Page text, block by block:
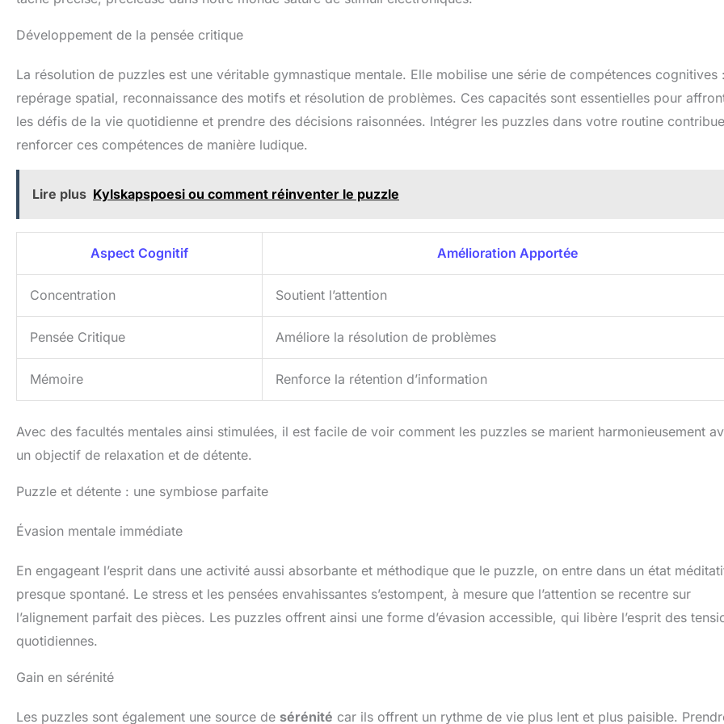
Développement de la pensée critique
La résolution de puzzles est une véritable gymnastique mentale. Elle mobilise une série de compétences cognitives :
repérage spatial, reconnaissance des motifs et résolution de problèmes. Ces capacités sont essentielles pour
les défis de la vie quotidienne et prendre des décisions raisonnées. Intégrer les puzzles dans votre routine
renforcer ces compétences de manière ludique.
Lire plus Kylskapspoesi ou comment réinventer le puzzle
Aspect Cognitif Amélioration Apportée
Concentration Soutient l’attention
Pensée Critique Améliore la résolution de problèmes
Mémoire Renforce la rétention d’information
Avec des facultés mentales ainsi stimulées, il est facile de voir comment les puzzles se marient harmonieusement
un objectif de relaxation et de détente.
Puzzle et détente : une symbiose parfaite
Évasion mentale immédiate
En engageant l’esprit dans une activité aussi absorbante et méthodique que le puzzle, on entre dans un état
presque spontané. Le stress et les pensées envahissantes s’estompent, à mesure que l’attention se recentre sur
l’alignement parfait des pièces. Les puzzles offrent ainsi une forme d’évasion accessible, qui libère l’esprit des
quotidiennes.
Gain en sérénité
Les puzzles sont également une source de sérénité car ils offrent un rythme de vie plus lent et plus paisible.